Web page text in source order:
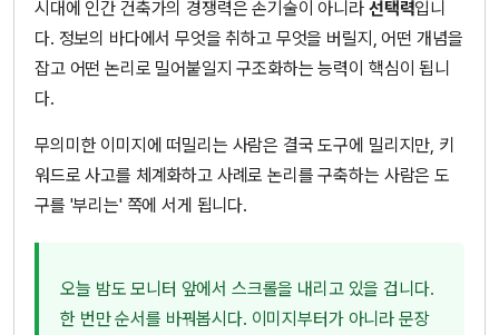
시대에 인간 건축가의 경쟁력은 손기술이 아니라 선택력입니
다. 정보의 바다에서 무엇을 취하고 무엇을 버릴지, 어떤 개념을
잡고 어떤 논리로 밀어붙일지 구조화하는 능력이 핵심이 됩니
다.
무의미한 이미지에 떠밀리는 사람은 결국 도구에 밀리지만, 키
워드로 사고를 체계화하고 사례로 논리를 구축하는 사람은 도
구를 '부리는' 쪽에 서게 됩니다.
오늘 밤도 모니터 앞에서 스크롤을 내리고 있을 겁니다.
한 번만 순서를 바꿔봅시다. 이미지부터가 아니라 문장